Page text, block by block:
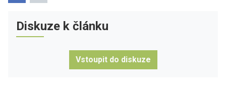
Diskuze k článku
Vstoupit do diskuze